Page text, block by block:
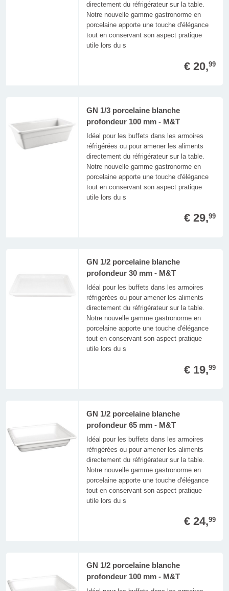
directement du réfrigérateur sur la table.
Notre nouvelle gamme gastronorme en
porcelaine apporte une touche d'élégance
tout en conservant son aspect pratique
utile lors du s
€ 20,99
GN 1/3 porcelaine blanche
profondeur 100 mm - M&T
Idéal pour les buffets dans les armoires
réfrigérées ou pour amener les aliments
directement du réfrigérateur sur la table.
Notre nouvelle gamme gastronorme en
porcelaine apporte une touche d'élégance
tout en conservant son aspect pratique
utile lors du s
€ 29,99
GN 1/2 porcelaine blanche
profondeur 30 mm - M&T
Idéal pour les buffets dans les armoires
réfrigérées ou pour amener les aliments
directement du réfrigérateur sur la table.
Notre nouvelle gamme gastronorme en
porcelaine apporte une touche d'élégance
tout en conservant son aspect pratique
utile lors du s
€ 19,99
GN 1/2 porcelaine blanche
profondeur 65 mm - M&T
Idéal pour les buffets dans les armoires
réfrigérées ou pour amener les aliments
directement du réfrigérateur sur la table.
Notre nouvelle gamme gastronorme en
porcelaine apporte une touche d'élégance
tout en conservant son aspect pratique
utile lors du s
€ 24,99
GN 1/2 porcelaine blanche
profondeur 100 mm - M&T